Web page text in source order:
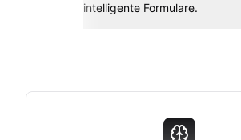
intelligente Formulare.